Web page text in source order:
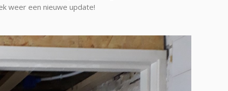
weer een nieuwe update!